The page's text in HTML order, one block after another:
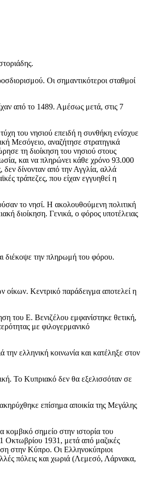
Οι σημαντικότεροι σταθμοί
από το 1489. Αμέσως μετά, στις 7
του νησιού επειδή η συνθήκη ενίσχυε
Μεσόγειο, αναζήτησε στρατηγικά
τη διοίκηση του νησιού στους
και να πληρώνει κάθε χρόνο 93.000
δίνονταν από την Αγγλία, αλλά
τράπεζες, που είχαν εγγυηθεί η
το νησί. Η ακολουθούμενη πολιτική
διοίκηση. Γενικά, ο φόρος υποτέλειας
διέκοψε την πληρωμή του φόρου.
οίκων. Κεντρικό παράδειγμα αποτελεί η
του Ε. Βενιζέλου εμφανίστηκε θετική,
με φιλογερμανικό
ελληνική κοινωνία και κατέληξε στον
Το Κυπριακό δεν θα εξελισσόταν σε
επίσημα αποικία της Μεγάλης
σημείο στην ιστορία του
Οκτωβρίου 1931, μετά από μαζικές
στην Κύπρο. Οι Ελληνοκύπριοι
πόλεις και χωριά (Λεμεσό, Λάρνακα,